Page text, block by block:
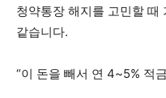
청약통장 해지를 고민할 때
같습니다.
“이 돈을 빼서 연 4~5% 적